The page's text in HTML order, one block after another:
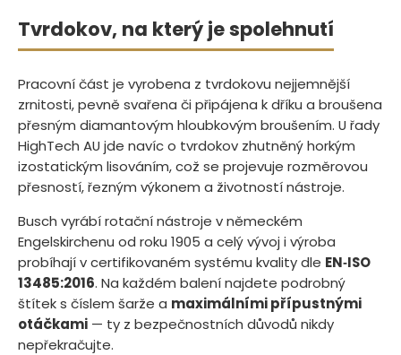
Tvrdokov, na který je spolehnutí
Pracovní část je vyrobena z tvrdokovu nejjemnější
zrnitosti, pevně svařena či připájena k dříku a broušena
přesným diamantovým hloubkovým broušením. U řady
HighTech AU jde navíc o tvrdokov zhutněný horkým
izostatickým lisováním, což se projevuje rozměrovou
přesností, řezným výkonem a životností nástroje.
Busch vyrábí rotační nástroje v německém
Engelskirchenu od roku 1905 a celý vývoj i výroba
probíhají v certifikovaném systému kvality dle EN‑ISO
13485:2016. Na každém balení najdete podrobný
štítek s číslem šarže a maximálními přípustnými
otáčkami — ty z bezpečnostních důvodů nikdy
nepřekračujte.